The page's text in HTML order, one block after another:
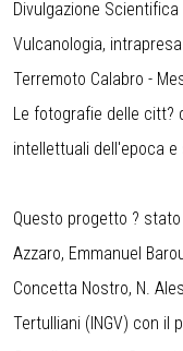
Divulgazione
Vulcanologia,
Terremoto Calabro -
Le fotografie delle
intellettuali dell'epoca
Questo progetto ?
Azzaro, Emmanuel
Concetta Nostro, N.
Tertulliani (INGV) con il